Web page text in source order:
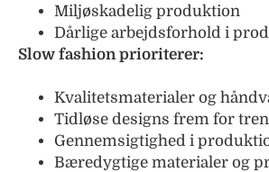
Miljøskadelig produktion
Dårlige arbejdsforhold i
Slow fashion prioriterer:
Kvalitetsmaterialer og
Tidløse designs frem for
Gennemsigtighed i
Bæredygtige materialer og